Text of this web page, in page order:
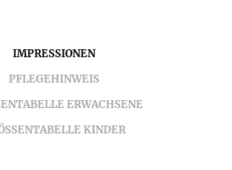
IMPRESSIONEN
PFLEGEHINWEIS
ERWACHSENE
KINDER